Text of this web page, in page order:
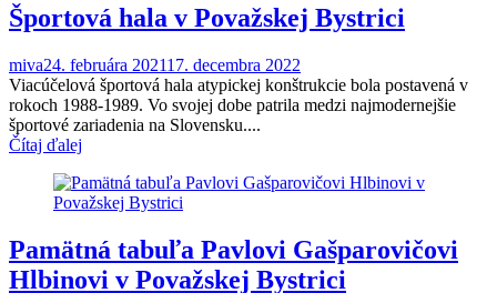
Športová hala v Považskej Bystrici
miva24. februára 202117. decembra 2022
Viacúčelová športová hala atypickej konštrukcie bola postavená v
rokoch 1988-1989. Vo svojej dobe patrila medzi najmodernejšie
športové zariadenia na Slovensku....
Čítaj ďalej
Pamätná tabuľa Pavlovi Gašparovičovi
Hlbinovi v Považskej Bystrici